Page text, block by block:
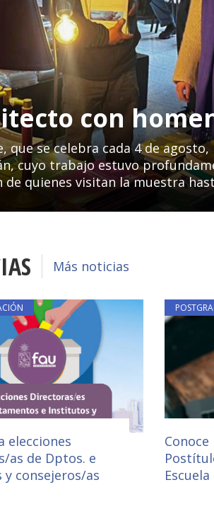
con
se celebra cada 4 de
cuyo trabajo estuvo
quienes visitan la muestra
Más noticias
elecciones
as de Dptos. e
consejeros/as